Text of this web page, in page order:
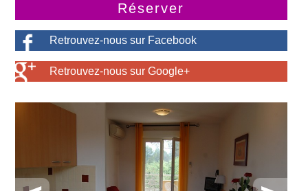
Réserver
Retrouvez-nous sur Facebook
Retrouvez-nous sur Google+